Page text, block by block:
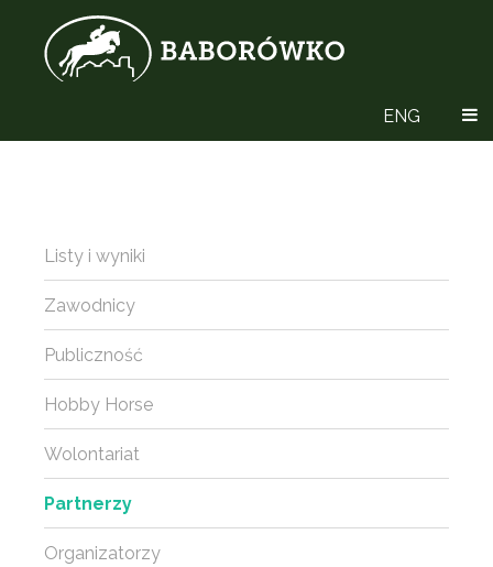
ENG
Listy i wyniki
Zawodnicy
Publiczność
Hobby Horse
Wolontariat
Partnerzy
Organizatorzy